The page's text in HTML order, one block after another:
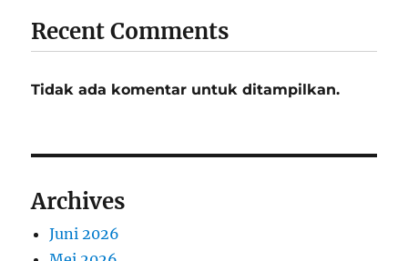
Recent Comments
Tidak ada komentar untuk ditampilkan.
Archives
Juni 2026